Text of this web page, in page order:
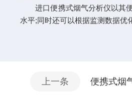
进口便携式烟气分析仪以其便
水平;同时还可以根据监测数据优
上一条 便携式烟